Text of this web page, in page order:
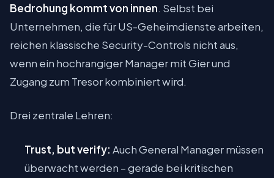
Bedrohung kommt von innen. Selbst bei
Unternehmen, die für US-Geheimdienste arbeiten,
reichen klassische Security-Controls nicht aus,
wenn ein hochrangiger Manager mit Gier und
Zugang zum Tresor kombiniert wird.
Drei zentrale Lehren:
Trust, but verify: Auch General Manager müssen
überwacht werden – gerade bei kritischen